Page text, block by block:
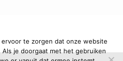
te zorgen dat onze website
je doorgaat met het gebruiken